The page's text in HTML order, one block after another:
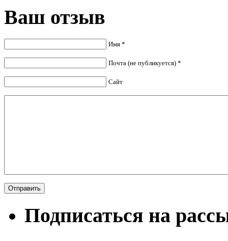
Ваш отзыв
Имя *
Почта (не публикуется) *
Сайт
Подписаться на